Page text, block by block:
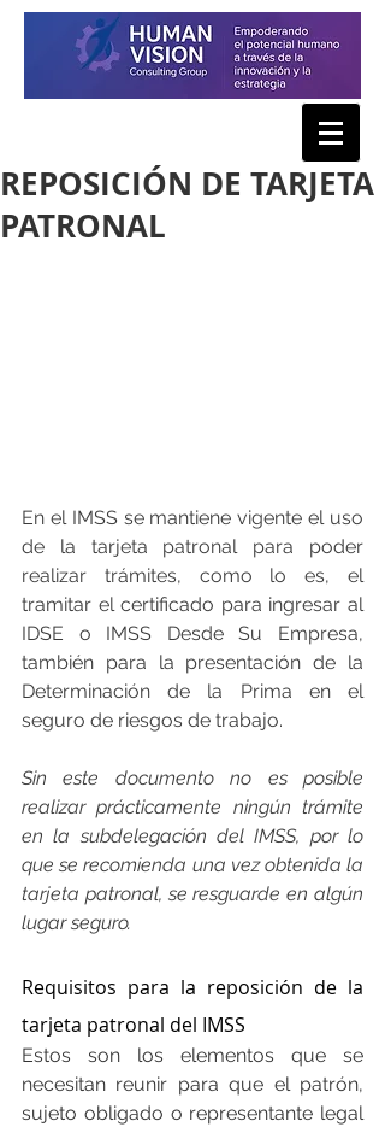
REPOSICIÓN DE TARJETA
PATRONAL
En el IMSS se mantiene vigente el uso
de la tarjeta patronal para poder
realizar trámites, como lo es, el
tramitar el certificado para ingresar al
IDSE o IMSS Desde Su Empresa,
también para la presentación de la
Determinación de la Prima en el
seguro de riesgos de trabajo.
Sin este documento no es posible
realizar prácticamente ningún trámite
en la subdelegación del IMSS, por lo
que se recomienda una vez obtenida la
tarjeta patronal, se resguarde en algún
lugar seguro.
Requisitos para la reposición de la
tarjeta patronal del IMSS
Estos son los elementos que se
necesitan reunir para que el patrón,
sujeto obligado o representante legal